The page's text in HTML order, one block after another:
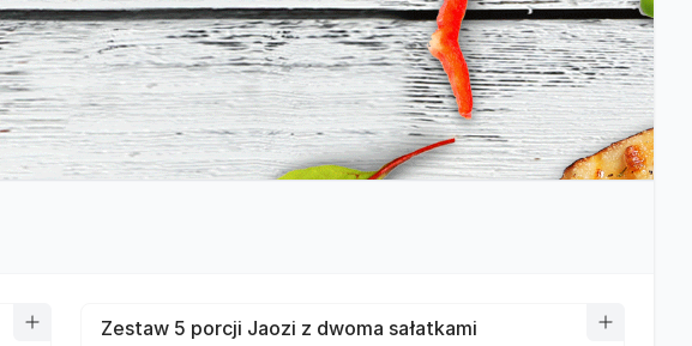
Zestaw 5 porcji Jaozi z dwoma sałatkami